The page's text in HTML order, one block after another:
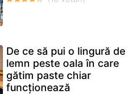
De ce să pui o lingură de
lemn peste oala în care
gătim paste chiar
funcționează